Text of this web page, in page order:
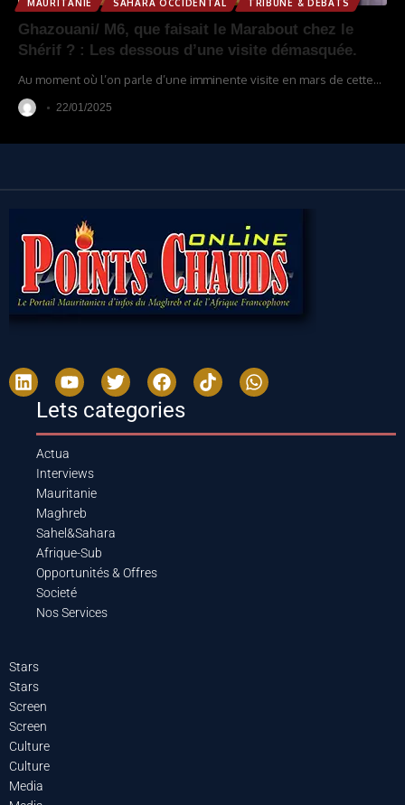
MAURITANIE
SAHARA OCCIDENTAL TRIBUNE & DÉBATS
Ghazouani/ M6, que faisait le Marabout chez le
Shérif ? : Les dessous d’une visite démasquée.
Au moment où l’on parle d’une imminente visite en mars de cette…
22/01/2025
Lets categories
Actua
Interviews
Mauritanie
Maghreb
Sahel&Sahara
Afrique-Sub
Opportunités & Offres
Societé
Nos Services
Stars
Stars
Screen
Screen
Culture
Culture
Media